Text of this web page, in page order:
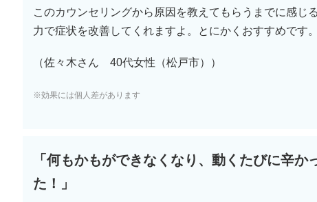
このカウンセリングから原因を教えてもらうまでに感じ
力で症状を改善してくれますよ。とにかくおすすめです
（佐々木さん 40代女性（松戸市））
※効果には個人差があります
「何もかもができなくなり、動くたびに辛か
た！」